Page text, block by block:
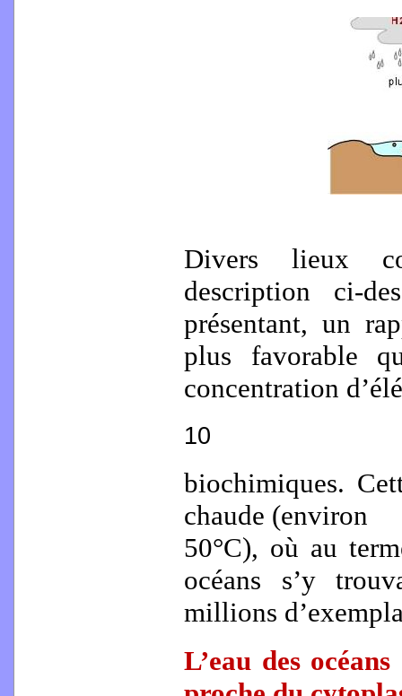
Divers lieux
description ci-
présentant, un
plus favorable
concentration
10
biochimiques.
chaude (environ
50°C), où au
océans s’y
millions
L’eau des